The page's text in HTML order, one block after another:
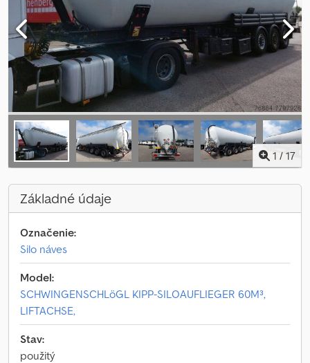
1 / 17
Základné údaje
Označenie:
Silo náves
Model:
SCHWINGENSCHLöGL KIPP-SILOAUFLIEGER 60M³,
LIFTACHSE,
Stav:
použitý